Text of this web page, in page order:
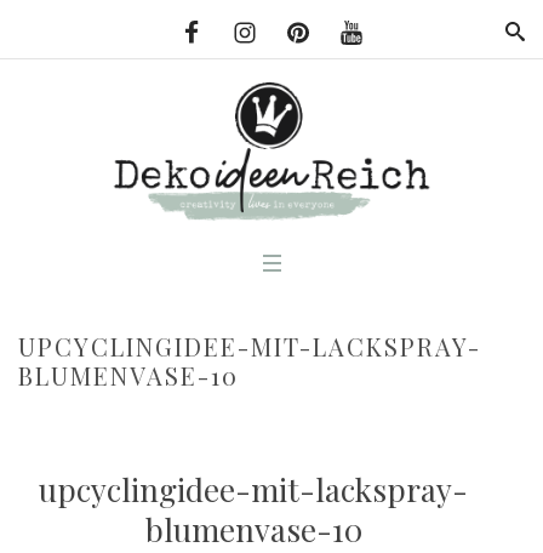
UPCYCLINGIDEE-MIT-LACKSPRAY-
BLUMENVASE-10
upcyclingidee-mit-lackspray-
blumenvase-10